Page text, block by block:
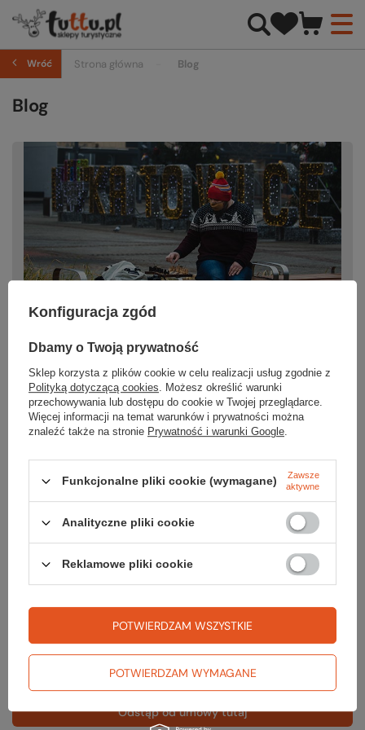
Wróć Strona główna Blog
Blog
#POZNAJTUTTU cz.7 świąteczny Paweł z Katowic
Dziś świątecznie odpowiada Paweł - fotograf
amator, miłośnik szachów i fan szlaków
długodystansowych oraz pielgrzym do Santiago De
Compostela.
Czytaj więcej
Chcę zareklamować produkt
Odstąp od umowy tutaj
Konfiguracja zgód
Dbamy o Twoją prywatność
Sklep korzysta z plików cookie w celu realizacji usług zgodnie z
Polityką dotyczącą cookies. Możesz określić warunki
przechowywania lub dostępu do cookie w Twojej przeglądarce.
Więcej informacji na temat warunków i prywatności można
znaleźć także na stronie Prywatność i warunki Google.
Funkcjonalne pliki cookie (wymagane)
Zawsze
aktywne
Analityczne pliki cookie
Reklamowe pliki cookie
POTWIERDZAM WYMAGANE
POTWIERDZAM WSZYSTKIE